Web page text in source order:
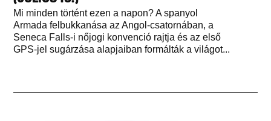
Mi minden történt ezen a napon? A spanyol
Armada felbukkanása az Angol-csatornában, a
Seneca Falls-i nőjogi konvenció rajtja és az első
GPS-jel sugárzása alapjaiban formálták a világot...